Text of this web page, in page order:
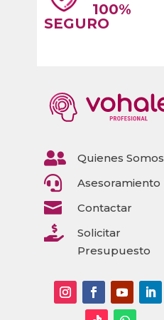
100%
SEGURO
 Quienes Somos
 Asesoramiento
 Contactar

Solicitar
Presupuesto